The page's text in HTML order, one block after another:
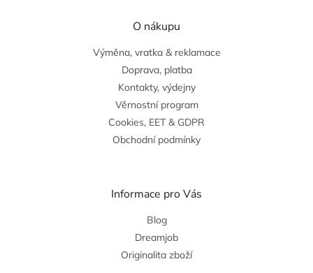
O nákupu
Výměna, vratka & reklamace
Doprava, platba
Kontakty, výdejny
Věrnostní program
Cookies, EET & GDPR
Obchodní podmínky
Informace pro Vás
Blog
Dreamjob
Originalita zboží